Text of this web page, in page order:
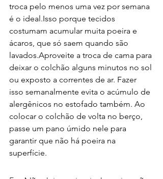
troca pelo menos uma vez por semana
é o ideal.Isso porque tecidos
costumam acumular muita poeira e
ácaros, que só saem quando são
lavados.Aproveite a troca de cama para
deixar o colchão alguns minutos no sol
ou exposto a correntes de ar. Fazer
isso semanalmente evita o acúmulo de
alergênicos no estofado também. Ao
colocar o colchão de volta no berço,
passe um pano úmido nele para
garantir que não há poeira na
superfície.